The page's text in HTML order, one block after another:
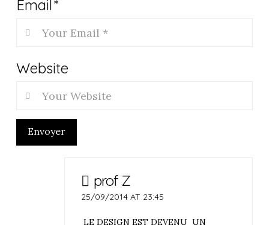
Email*
Website
Envoyer
prof Z
25/09/2014 AT 23:45
LE DESIGN EST DEVENU UN